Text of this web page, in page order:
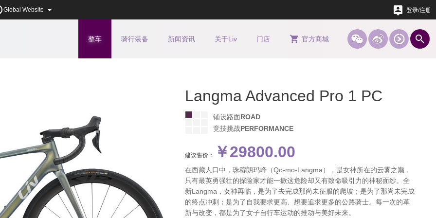
Global Website   登录/注册
整车 骑行装备 新闻资讯 关于Liv 门店  官方商城    
Langma Advanced Pro 1 PC
铺设路面ROAD
竞技挑战PERFORMANCE
建议售价： ￥29800.00
在西藏人口中，珠穆朗玛峰（Qo-mo-Langma），是女神所在的云雾之巅，
只有最英勇强壮的探险家才能一掀这危险却又有致命吸引力的神秘面纱。全
新Langma，女神再临，是为了去完成那尚未征服的爬坡；是为了那尚未完成
的终点冲刺；是为了自我要求更高、想要追求更多的公路骑士。每一次的革
新与改变，都是为了女子自行车运动的推动与美好未来。